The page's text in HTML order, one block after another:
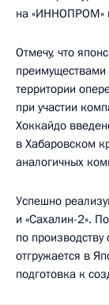
на «ИННОПРОМ»
Отмечу, что
территории
при участии
Хоккайдо
в Хабаровском
аналогичных
Успешно
и «Сахалин-2».
по
отгружается в
подготовка к